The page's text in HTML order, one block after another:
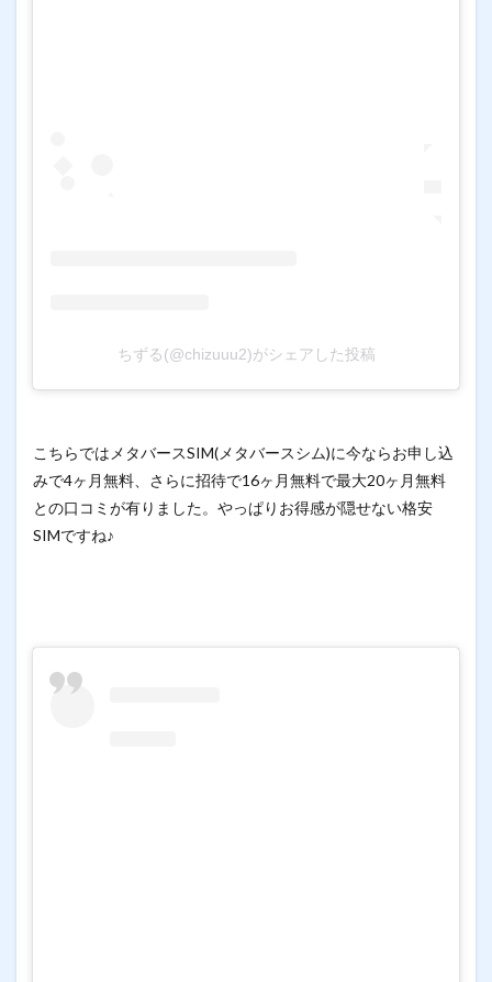
ちずる(@chizuuu2)がシェアした投稿
こちらではメタバースSIM(メタバースシム)に今ならお申し込
みで4ヶ月無料、さらに招待で16ヶ月無料で最大20ヶ月無料
との口コミが有りました。やっぱりお得感が隠せない格安
SIMですね♪